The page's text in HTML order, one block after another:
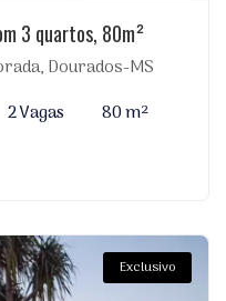
3 quartos, 80m²
Dourados-MS
2 Vagas
80 m²
Exclusivo